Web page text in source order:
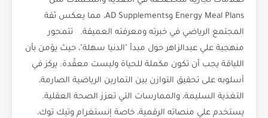
Energy Meal Plans وAD Supplements، مما يعكس ثقة
المجتمع الرياضي في خبرته ومعرفته العميقة. تتمحور
منهجية علي عبدالزاهر حول مبدأ "الدنيا سهلة"، حيث يؤمن بأن
اللياقة يجب أن تكون مكملة للحياة وليست معقّدة. يركز في
أسلوبه على تحقيق التوازن بين التمارين الرياضية الصارمة،
التغذية السليمة، والممارسات التي تعزز الصحة العقلية.
يستخدم علي منصاته الرقمية، خاصة إنستغرام وتيك توك،